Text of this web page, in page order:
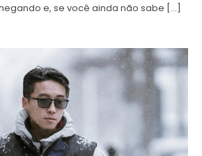
e, se você ainda não sabe […]